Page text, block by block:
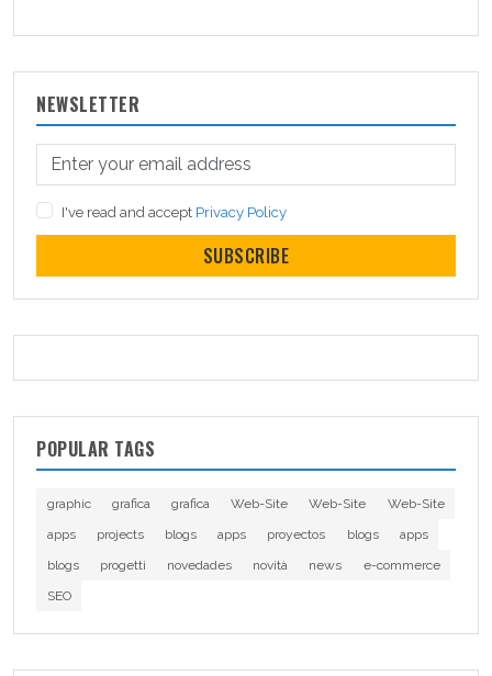
NEWSLETTER
I've read and accept Privacy Policy
SUBSCRIBE
POPULAR TAGS
graphic grafica grafica Web-Site Web-Site
Web-Site
apps
projects blogs apps proyectos blogs
apps
blogs
progetti novedades novità news
e-commerce
SEO